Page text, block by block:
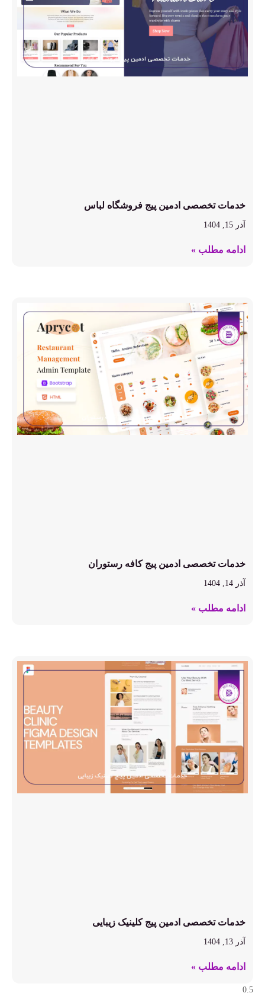
خدمات تخصصی ادمین پیج فروشگاه لباس
آذر 15, 1404
ادامه مطلب »
خدمات تخصصی ادمین پیج کافه رستوران
آذر 14, 1404
ادامه مطلب »
خدمات تخصصی ادمین پیج کلینیک زیبایی
آذر 13, 1404
ادامه مطلب »